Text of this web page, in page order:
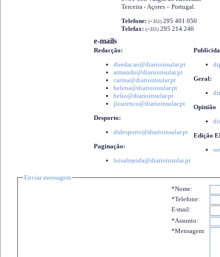
Terceira - Açores – Portugal.
Telefone: (+351) 295 401 050
Telefax: (+351) 295 214 246
e-mails
Redacção:
diredacao@diarioinsular.pt
armando@diarioinsular.pt
carina@diarioinsular.pt
helena@diarioinsular.pt
helio@diarioinsular.pt
jlourenco@diarioinsular.pt
Desporto:
didesporto@diarioinsular.pt
Paginação:
luisalmeida@diarioinsular.pt
Geral:
Opinião
Edição
Enviar mensagem
*Nome:
*Telefone:
E-mail:
*Assunto:
*Mensagem: